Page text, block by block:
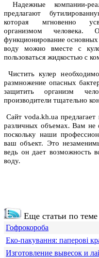
Надежные компании-
предлагают
которая мгновенно
организмом человека.
функционирование
воду можно вместе с
пользоваться жидкостью с
Чистить кулер
размножение опасных
защитить организм
производители тщательно
Сайт voda.kh.ua
различных объемах. Вам не
поскольку наши
ваш объект. Это
ведь он дает возможность
воду.
Еще статьи по теме
Гофрокороба
Еко-пакування: паперові
Изготовление вывесок и